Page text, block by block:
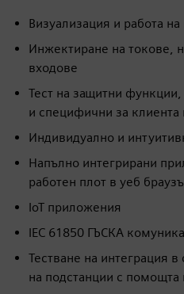
Визуализация и работа
Инжектиране на токове,
входове
Тест на защитни
и специфични за
Индивидуално и
Напълно интегрирани
работен плот в уеб
IoT приложения
IEC 61850 ГЪСКА
Тестване на интеграция
на подстанции с помощта